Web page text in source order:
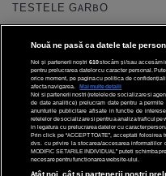
TESTELE GARBO
HOROSCOP
HOROSCOPUL IUBIRII
FORUMURI
TRATAMENTE NATURISTE
DICTIONARE NUME
Nouă ne pasă ca datele tale
Noi și partenerii noștri 610stocăm și/sau accesăm
pentru prelucrarea datelor cu caracter personal.
orice moment, pe pagina cu politica de
afecta navigarea.
Mai multe detalii
Noi si partenerii nostri (retelele de socializare si
de date analitice) prelucram date pentru a
anunturile publicitare afisate in functie de
retelelor de socializare si pentru a analiza traficul pe
in legatura cu prelucrarea datelor cu caracter
Prin click pe “ACCEPT TOATE”, acceptati
dvs. cu privire la stocarea/accesarea informatiilor
MODIFIC SETARILE INDIVIDUAL” puteti schimba
necesare pentru functionarea website-ului.